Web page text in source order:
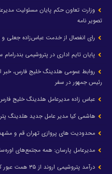
وزارت تعاون حکم پایان مسئولیت
تصویر نامه
رای انفصال از خدمت عباس‌زاده
پایان تایم اداری در پتروشیمی بندرامام ساعت ۱۲
روابط عمومی هلدینگ خلیج فارس، خبر
رئیس جمهور در سفر
عباس زاده مدیرعامل هلدینگ خلیج
هاشمی کیا مدیر عامل جدید هلدینگ
محدودیت های پروازی تهران قم و
مدیرعامل پارسان: همه مجتمع‌های
درآمد پتروشیمی اروند از ۳۵ همت عبور کرد